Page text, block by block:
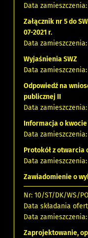
Data zamieszczenia:
Załącznik nr 5 do
07-2021 r.
Data zamieszczenia:
Wyjaśnienia SWZ
Data zamieszczenia:
Odpowiedź na
publicznej II
Data zamieszczenia:
Informacja o
Data zamieszczenia:
Protokół z otwarcia
Data zamieszczenia:
Zawiadomienie o
Nr: 10/ST/DK/WS/
Data składania
Data zamieszczenia:
Zaprojektowanie,